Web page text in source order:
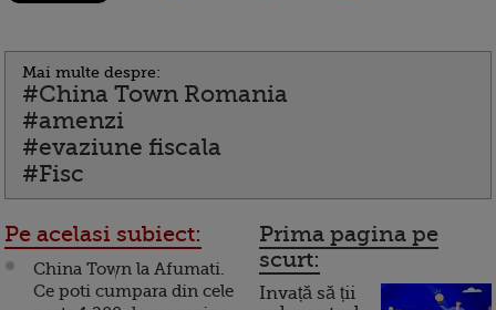
Mai multe despre:
#China Town Romania
#amenzi
#evaziune fiscala
#Fisc
Pe acelasi subiect:
China Town la Afumati.
Ce poti cumpara din cele
Prima pagina pe
scurt:
Invață să ții